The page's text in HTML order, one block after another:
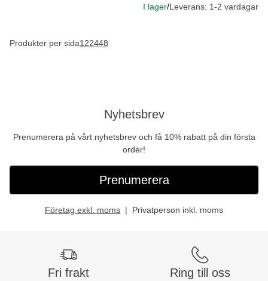
I lager/Leverans: 1-2 vardagar
Produkter per sida122448
Nyhetsbrev
Prenumerera på vårt nyhetsbrev och få 10% rabatt på din första
order!
Prenumerera
Företag exkl. moms Privatperson inkl. moms
Fri frakt Ring till oss